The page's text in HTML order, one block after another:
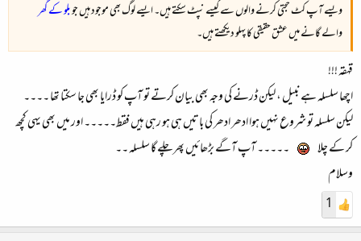
ویسے آپ کٹ حجتی کرنے والوں سے کیسے نپٹ سکتے ہیں۔ ایسے لوگ بھی موجود ہیں جوبلو کے گھر
والے گانے میں عشق حقیقی کا پہلو دیکھتے ہیں۔
قہقہ !!!
اچھا سلسلہ ہے نبیل ، لیکن ڈرنے کی وجہ بھی بیان کرتے تو آپ کو ڈرایا بھی جا سکتا تھا ۔۔۔۔
لیکن سلسلہ تو شروع نہیں ہوا ادھر ادھر کی باتیں ہی ہو رہی ہیں فقط۔۔۔۔۔ اور میں بھی یہی کچھ
کر کے چلا
۔۔۔۔۔ آپ آگے بڑھائیں پھر چلے گا سلسلہ ۔۔
وسلام
1